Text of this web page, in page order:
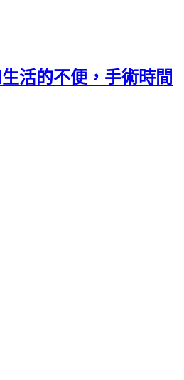
活的不便，手術時間